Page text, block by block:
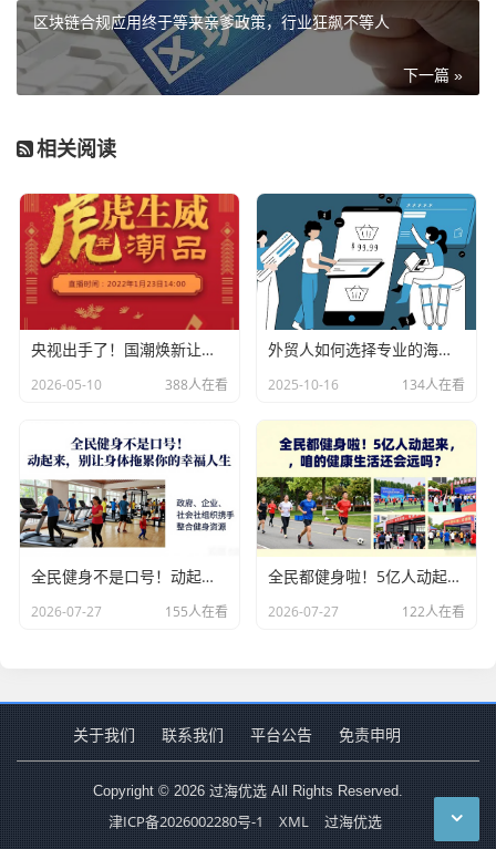
区块链合规应用终于等来亲爹政策，行业狂飙不等人
下一篇 »
相关阅读
央视出手了！国潮焕新让非遗炸场，这才是文化强国该有的排面
2026-05-10 388人在看
外贸人如何选择专业的海关数据公司？
2025-10-16 134人在看
全民健身不是口号！动起来，别让身体拖累你的幸福人生
2026-07-27 155人在看
全民都健身啦！5亿人动起来，咱的健康生活还会远吗？
2026-07-27 122人在看
关于我们 联系我们 平台公告 免责申明
Copyright © 2026 过海优选 All Rights Reserved.
津ICP备2026002280号-1 XML 过海优选